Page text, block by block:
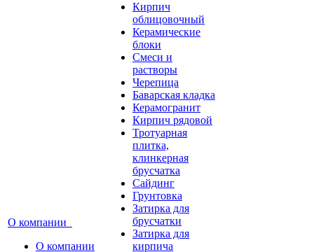
О компании
О компании
Кирпич
облицовочный
Керамические
блоки
Смеси и
растворы
Черепица
Баварская кладка
Керамогранит
Кирпич рядовой
Тротуарная
плитка,
клинкерная
брусчатка
Сайдинг
Грунтовка
Затирка для
брусчатки
Затирка для
кирпича